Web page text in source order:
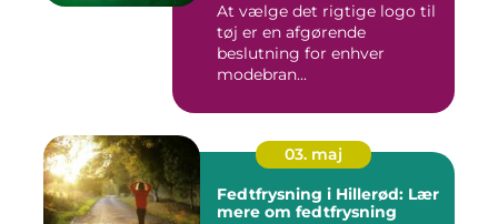
At vælge det rigtige logo til
tøj er en afgørende
beslutning for enhver
modebran...
03. maj
Fedtfrysning i Hillerød: Lær
mere om fedtfrysning